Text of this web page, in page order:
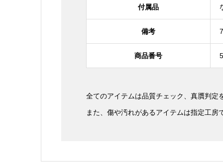
全てのアイテムは品質チェック、真贋判定
また、傷や汚れがあるアイテムは指定工
付属品
備考
商品番号